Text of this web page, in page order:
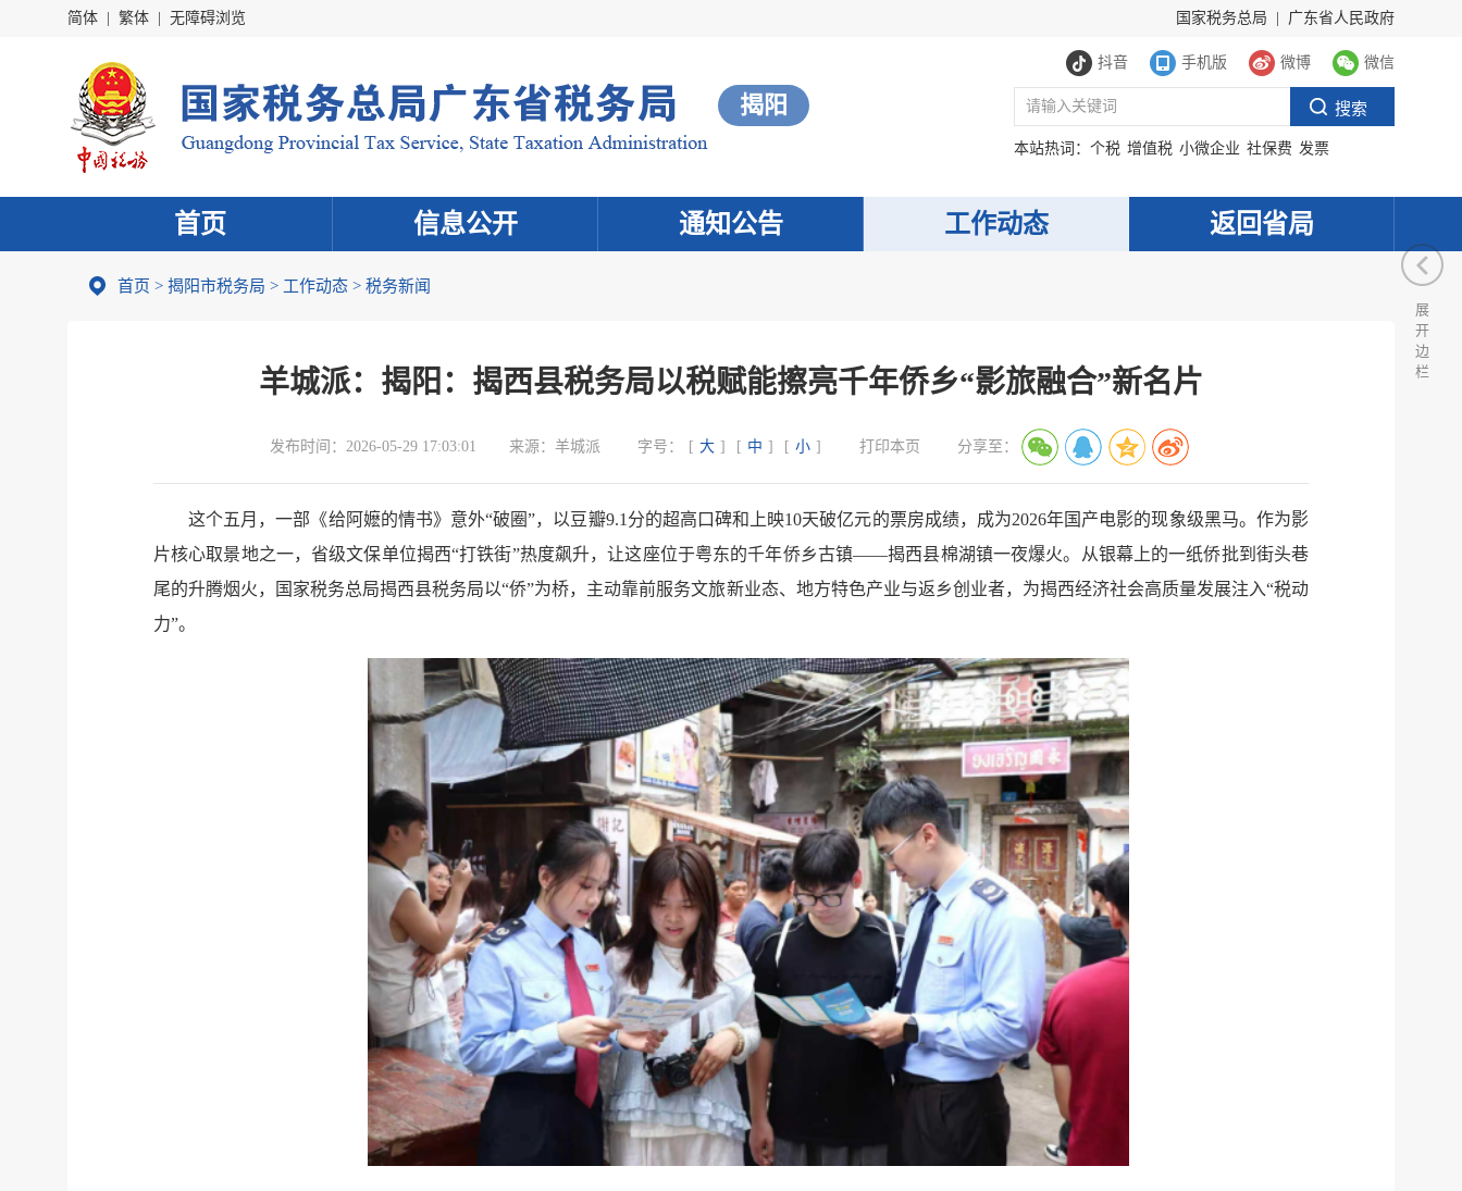
简体 繁体 无障碍浏览 国家税务总局 广东省人民政府
抖音 手机版 微博 微信
揭阳
本站热词： 个税 增值税 小微企业 社保费 发票
首页 信息公开 通知公告 工作动态 返回省局
首页 > 揭阳市税务局 > 工作动态 > 税务新闻
羊城派：揭阳：揭西县税务局以税赋能擦亮千年侨乡“影旅融合”新名片
发布时间： 2026-05-29 17:03:01 来源： 羊城派 字号： [ 大 ] [ 中 ] [ 小 ] 打印本页 分享至：
这个五月，一部《给阿嬷的情书》意外“破圈”，以豆瓣9.1分的超高口碑和上映10天破亿元的票房成绩，成为2026年国产电影的现象级黑马。作为影
片核心取景地之一，省级文保单位揭西“打铁街”热度飙升，让这座位于粤东的千年侨乡古镇——揭西县棉湖镇一夜爆火。从银幕上的一纸侨批到街头巷
尾的升腾烟火，国家税务总局揭西县税务局以“侨”为桥，主动靠前服务文旅新业态、地方特色产业与返乡创业者，为揭西经济社会高质量发展注入“税动
力”。
展
开
边
栏